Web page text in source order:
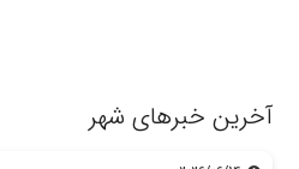
آخرین خبرهای شهر